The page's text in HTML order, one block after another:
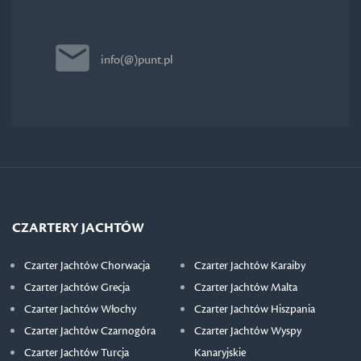
info(@)punt.pl
CZARTERY JACHTÓW
Czarter Jachtów Chorwacja
Czarter Jachtów Grecja
Czarter Jachtów Włochy
Czarter Jachtów Czarnogóra
Czarter Jachtów Turcja
Czarter Jachtów Karaiby
Czarter Jachtów Malta
Czarter Jachtów Hiszpania
Czarter Jachtów Wyspy
Kanaryjskie